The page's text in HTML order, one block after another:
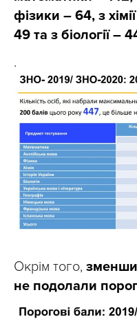
фізики – 64, з
49 та з біології –
.
Окрім того,
не подолали